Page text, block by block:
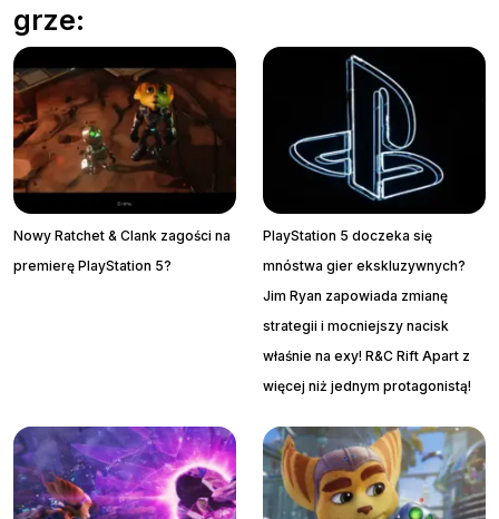
grze:
Nowy Ratchet & Clank zagości na
premierę PlayStation 5?
PlayStation 5 doczeka się
mnóstwa gier ekskluzywnych?
Jim Ryan zapowiada zmianę
strategii i mocniejszy nacisk
właśnie na exy! R&C Rift Apart z
więcej niż jednym protagonistą!